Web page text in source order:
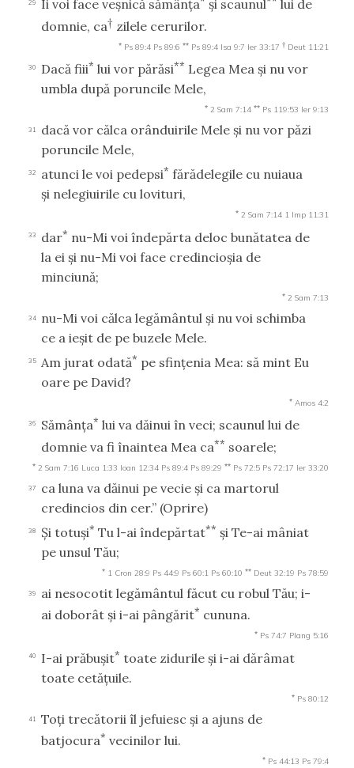
29 Îi voi face veşnică sămânţa şi scaunul
lui de
domnie, ca† zilele cerurilor.
* Ps 89:4 Ps 89:6 ** Ps 89:4 Isa 9:7 Ier 33:17 † Deut 11:21
30 Dacă fiii* lui vor părăsi** Legea Mea şi nu vor
umbla după poruncile Mele,
* 2 Sam 7:14 ** Ps 119:53 Ier 9:13
31
dacă vor călca orânduirile Mele şi nu vor păzi
poruncile Mele,
32 atunci le voi pedepsi* fărădelegile cu nuiaua
şi nelegiuirile cu lovituri,
* 2 Sam 7:14 1 Imp 11:31
33 dar* nu-Mi voi îndepărta deloc bunătatea de
la ei şi nu-Mi voi face credincioşia de
minciună;
* 2 Sam 7:13
34
nu-Mi voi călca legământul şi nu voi schimba
ce a ieşit de pe buzele Mele.
35 Am jurat odată* pe sfinţenia Mea: să mint Eu
oare pe David?
* Amos 4:2
36 Sămânţa* lui va dăinui în veci; scaunul lui de
domnie va fi înaintea Mea ca** soarele;
* 2 Sam 7:16 Luca 1:33 Ioan 12:34 Ps 89:4 Ps 89:29 ** Ps 72:5 Ps 72:17 Ier 33:20
37
ca luna va dăinui pe vecie şi ca martorul
credincios din cer.” (Oprire)
38 Şi totuşi* Tu l-ai îndepărtat** şi Te-ai mâniat
pe unsul Tău;
* 1 Cron 28:9 Ps 44:9 Ps 60:1 Ps 60:10 ** Deut 32:19 Ps 78:59
39
ai nesocotit legământul făcut cu robul Tău; i-
ai doborât şi i-ai pângărit* cununa.
* Ps 74:7 Plang 5:16
40 I-ai prăbuşit* toate zidurile şi i-ai dărâmat
toate cetăţuile.
* Ps 80:12
41
Toţi trecătorii îl jefuiesc şi a ajuns de
batjocura* vecinilor lui.
* Ps 44:13 Ps 79:4